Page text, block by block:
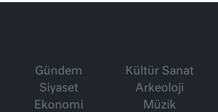
Gündem
Siyaset
Ekonomi
Kültür Sanat
Arkeoloji
Müzik